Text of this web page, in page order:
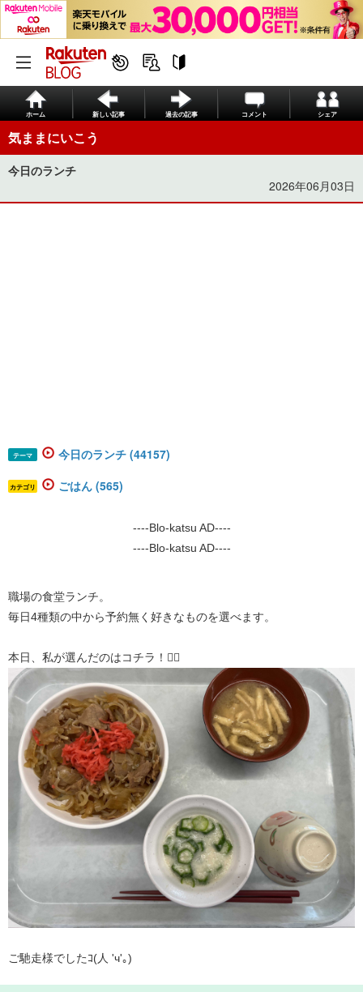
ホーム 新しい記事 過去の記事 コメント シェア
気ままにいこう
今日のランチ
2026年06月03日
テーマ 今日のランチ (44157)
カテゴリ ごはん (565)
----Blo-katsu AD----
----Blo-katsu AD----
職場の食堂ランチ。
毎日4種類の中から予約無く好きなものを選べます。
本日、私が選んだのはコチラ！👇🏻
ご馳走様でしたｺ(人 'ч'｡)